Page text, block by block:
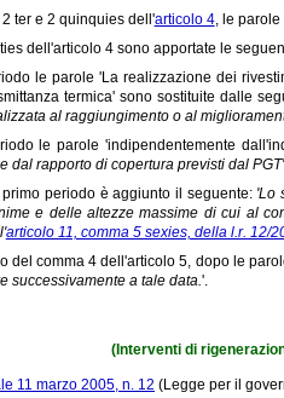
ter e 2 quinquies dell'articolo 4, le parole
dell'articolo 4 sono apportate le
le parole 'La realizzazione dei
termica' sono sostituite dalle
al raggiungimento o al
le parole 'indipendentemente
dal rapporto di copertura previsti dal PGT'
periodo è aggiunto il seguente: 'Lo
e delle altezze massime di cui al
articolo 11, comma 5 sexies, della l.r. 12/
del comma 4 dell'articolo 5, dopo le
successivamente a tale data.'.
(Interventi di
11 marzo 2005, n. 12 (Legge per il